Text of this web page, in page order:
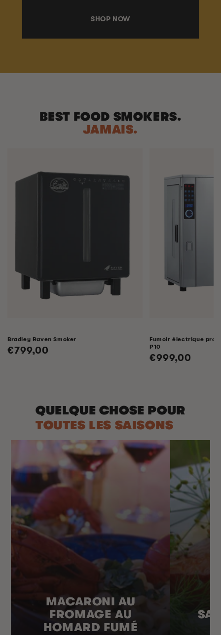
SHOP NOW
BEST FOOD SMOKERS.
JAMAIS.
Bradley Raven Smoker
Prix
€799,00
Fumoir électrique
P10
Prix
€999,00
QUELQUE CHOSE POUR
TOUTES LES SAISONS
MACARONI AU
FROMAGE AU
HOMARD FUMÉ